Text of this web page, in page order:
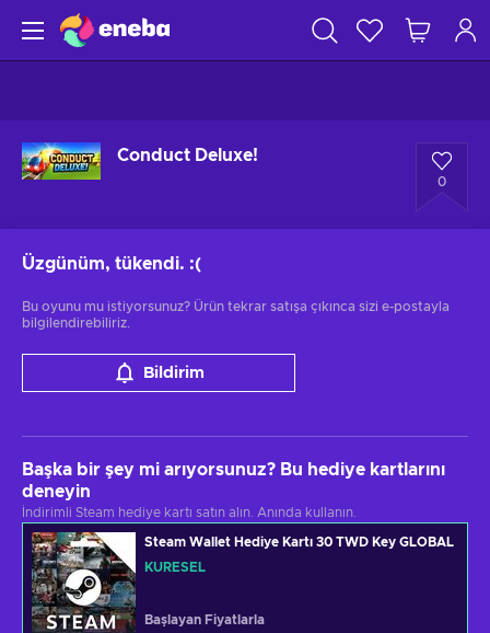
Conduct Deluxe!
0
Üzgünüm, tükendi. :(
Bu oyunu mu istiyorsunuz? Ürün tekrar satışa çıkınca sizi e-postayla
bilgilendirebiliriz.
Bildirim
Başka bir şey mi arıyorsunuz? Bu hediye kartlarını
deneyin
İndirimli Steam hediye kartı satın alın. Anında kullanın.
Steam Wallet Hediye Kartı 30 TWD Key GLOBAL
KÜRESEL
Başlayan Fiyatlarla